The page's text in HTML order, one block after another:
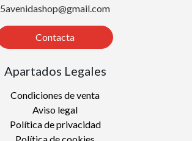
5avenidashop@gmail.com
Contacta
Apartados Legales
Condiciones de venta
Aviso legal
Política de privacidad
Política de cookies